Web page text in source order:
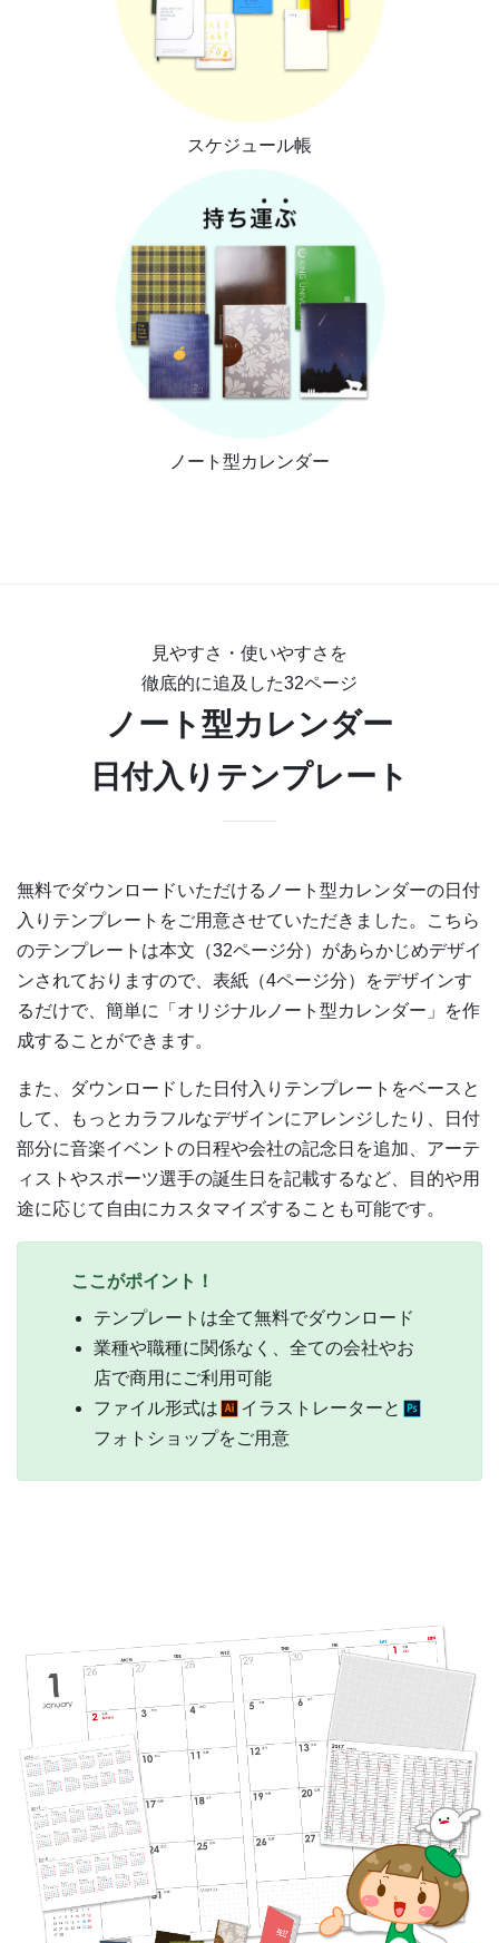
スケジュール帳
ノート型カレンダー
見やすさ・使いやすさを
徹底的に追及した32ページ
ノート型カレンダー
日付入りテンプレート
無料でダウンロードいただけるノート型カレンダーの日付
入りテンプレートをご用意させていただきました。こちら
のテンプレートは本文（32ページ分）があらかじめデザイ
ンされておりますので、表紙（4ページ分）をデザインす
るだけで、簡単に「オリジナルノート型カレンダー」を作
成することができます。
また、ダウンロードした日付入りテンプレートをベースと
して、もっとカラフルなデザインにアレンジしたり、日付
部分に音楽イベントの日程や会社の記念日を追加、アーテ
ィストやスポーツ選手の誕生日を記載するなど、目的や用
途に応じて自由にカスタマイズすることも可能です。
ここがポイント！
テンプレートは全て無料でダウンロード
業種や職種に関係なく、全ての会社やお
店で商用にご利用可能
ファイル形式は
イラストレーターと
フォトショップをご用意